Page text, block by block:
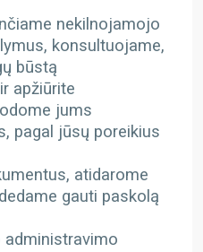
nekilnojamojo
konsultuojame,
būstą
apžiūrite
jums
pagal jūsų poreikius
atidarome
gauti paskolą
administravimo